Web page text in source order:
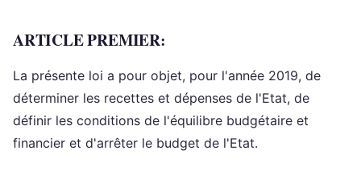
ARTICLE PREMIER:
La présente loi a pour objet, pour l'année 2019, de
déterminer les recettes et dépenses de l'Etat, de
définir les conditions de l'équilibre budgétaire et
financier et d'arrêter le budget de l'Etat.